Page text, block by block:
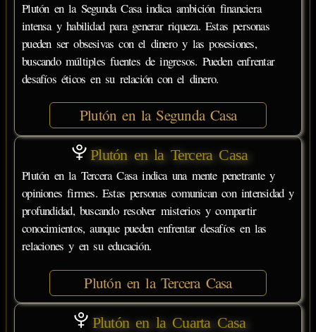
Plutón en la Segunda Casa indica ambición financiera
intensa y habilidad para generar riqueza. Estas personas
pueden ser obsesivas con el dinero y las posesiones,
buscando múltiples fuentes de ingresos. Pueden enfrentar
desafíos éticos en su relación con el dinero.
Plutón en la Segunda Casa
Plutón en la Tercera Casa
Plutón en la Tercera Casa indica una mente penetrante y
opiniones firmes. Estas personas comunican con intensidad y
profundidad, buscando resolver misterios y compartir
conocimientos, aunque pueden enfrentar desafíos en las
relaciones y en su educación.
Plutón en la Tercera Casa
Plutón en la Cuarta Casa